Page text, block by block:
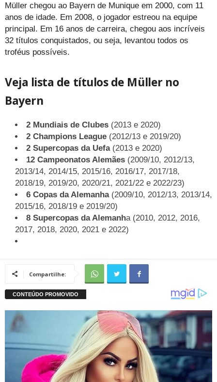
Müller chegou ao Bayern de Munique em 2000, com 11
anos de idade. Em 2008, o jogador estreou na equipe
principal. Em 16 anos de carreira, chegou aos incríveis
32 títulos conquistados, ou seja, levantou todos os
troféus possíveis.
Veja lista de títulos de Müller no
Bayern
2 Mundiais de Clubes (2013 e 2020)
2 Champions League (2012/13 e 2019/20)
2 Supercopas da Uefa(2013 e 2020)
12 Campeonatos Alemães (2009/10, 2012/13,
2013/14, 2014/15, 2015/16, 2016/17, 2017/18,
2018/19, 2019/20, 2020/21, 2021/22 e 2022/23)
6 Copas da Alemanha(2009/10, 2012/13, 2013/14,
2015/16, 2018/19 e 2019/20)
8 Supercopas da Alemanha (2010, 2012, 2016,
2017, 2018, 2020, 2021 e 2022)
Compartilhe: